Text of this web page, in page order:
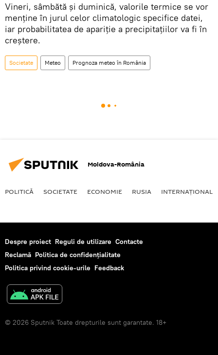
Vineri, sâmbătă şi duminică, valorile termice se vor
menţine în jurul celor climatologic specifice datei,
iar probabilitatea de apariţie a precipitaţiilor va fi în
creştere.
Societate Meteo Prognoza meteo în România
Moldova-România
POLITICĂ SOCIETATE ECONOMIE RUSIA INTERNAŢIONAL
Despre proiect Reguli de utilizare Contacte
Reclamă Politica de confidențialitate
Politica privind cookie-urile Feedback
© 2026 Sputnik Toate drepturile sunt garantate. 18+